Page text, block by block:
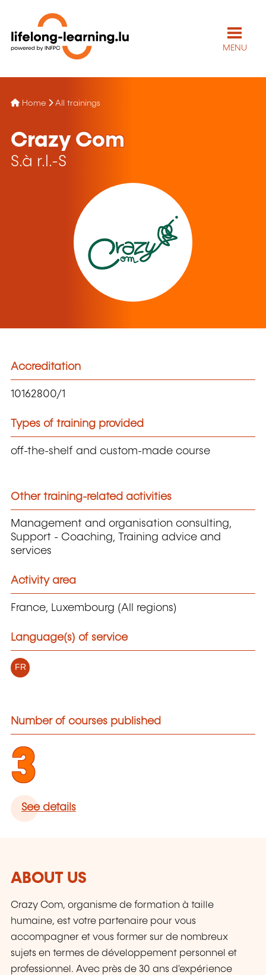
MENU
Home All trainings
Crazy Com
S.à r.l.-S
Accreditation
10162800/1
Types of training provided
off-the-shelf and custom-made course
Other training-related activities
Management and organisation consulting,
Support - Coaching, Training advice and
services
Activity area
France, Luxembourg (All regions)
Language(s) of service
FR
Number of courses published
3
See details
ABOUT US
Crazy Com, organisme de formation à taille
humaine, est votre partenaire pour vous
accompagner et vous former sur de nombreux
sujets en termes de développement personnel et
professionnel. Avec près de 30 ans d'expérience